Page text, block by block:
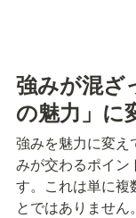
強みが混ざ
の魅力」に
強みを魅力に変え
みが交わるポイン
す。これは単に複
とではありません。